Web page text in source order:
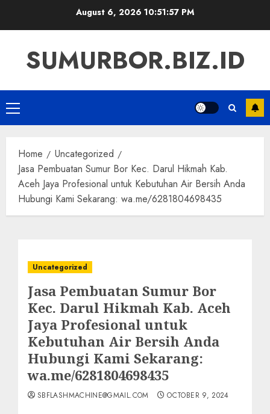
August 6, 2026 10:51:57 PM
SUMURBOR.BIZ.ID
Primary
Menu
Home
Uncategorized
Jasa Pembuatan Sumur Bor Kec. Darul Hikmah Kab.
Aceh Jaya Profesional untuk Kebutuhan Air Bersih Anda
Hubungi Kami Sekarang: wa.me/6281804698435
Uncategorized
Jasa Pembuatan Sumur Bor
Kec. Darul Hikmah Kab. Aceh
Jaya Profesional untuk
Kebutuhan Air Bersih Anda
Hubungi Kami Sekarang:
wa.me/6281804698435
SBFLASHMACHINE@GMAIL.COM OCTOBER 9, 2024